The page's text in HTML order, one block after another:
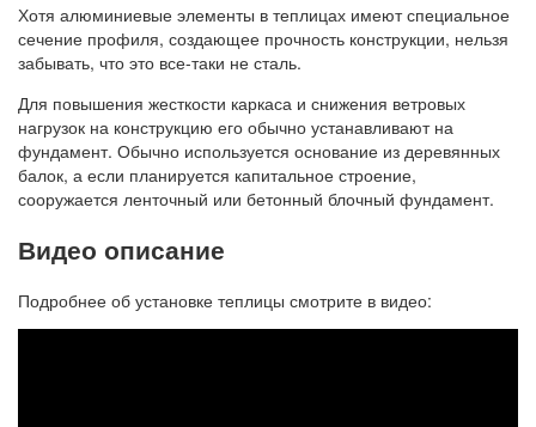
Хотя алюминиевые элементы в теплицах имеют специальное
сечение профиля, создающее прочность конструкции, нельзя
забывать, что это все-таки не сталь.
Для повышения жесткости каркаса и снижения ветровых
нагрузок на конструкцию его обычно устанавливают на
фундамент. Обычно используется основание из деревянных
балок, а если планируется капитальное строение,
сооружается ленточный или бетонный блочный фундамент.
Видео описание
Подробнее об установке теплицы смотрите в видео: